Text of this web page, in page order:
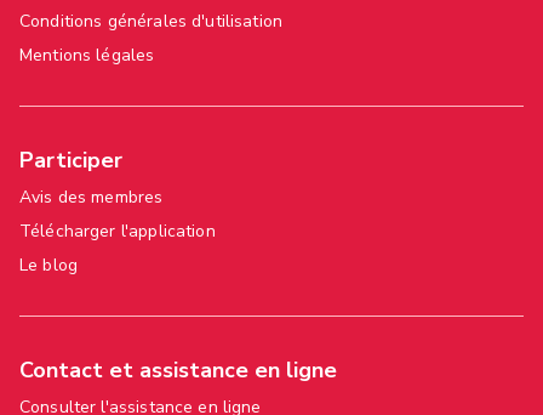
Conditions générales d'utilisation
Mentions légales
Participer
Avis des membres
Télécharger l'application
Le blog
Contact et assistance en ligne
Consulter l'assistance en ligne